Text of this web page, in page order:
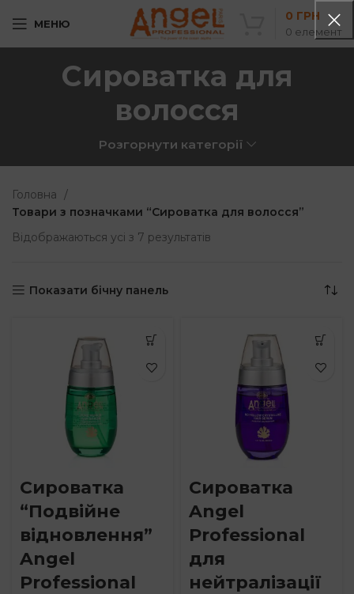
МЕНЮ
0 елемент
0 ГРН
Сироватка для
волосся
Розгорнути категорії
Головна
Товари з позначками “Сироватка для волосся”
Відображаються усі з 7 результатів
Показати бічну панель
Сироватка
“Подвійне
відновлення”
Angel
Professional
Сироватка
Angel
Professional
для
нейтралізації